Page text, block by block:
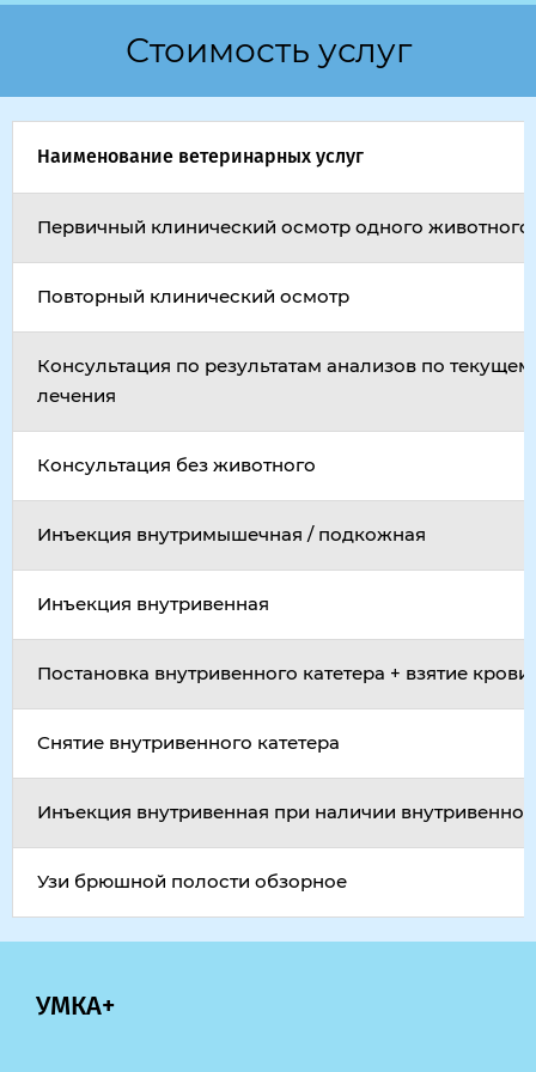
Стоимость услуг
Наименование ветеринарных услуг
Первичный клинический осмотр одного животного
Повторный клинический осмотр
Консультация по результатам анализов по
лечения
Консультация без животного
Инъекция внутримышечная / подкожная
Инъекция внутривенная
Постановка внутривенного катетера + взятие крови
Снятие внутривенного катетера
Инъекция внутривенная при наличии
Узи брюшной полости обзорное
УМКА+